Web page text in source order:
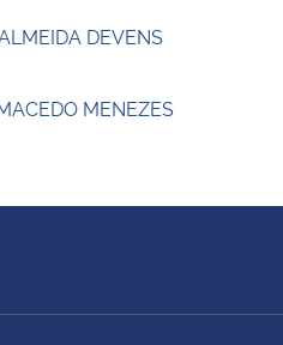
DEVENS
MENEZES